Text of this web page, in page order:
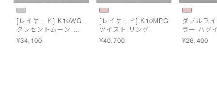
[レイヤード] K10WG
クレセントムーン ネ
ックレス
¥34,100
[レイヤード] K10MPG
ツイスト リング
¥40,700
ダブルラ
ラー ハグ
¥26,400